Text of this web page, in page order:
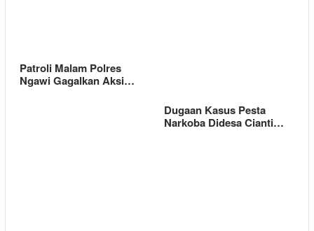
Patroli Malam Polres
Ngawi Gagalkan Aksi…
Dugaan Kasus Pesta
Narkoba Didesa Cianti…